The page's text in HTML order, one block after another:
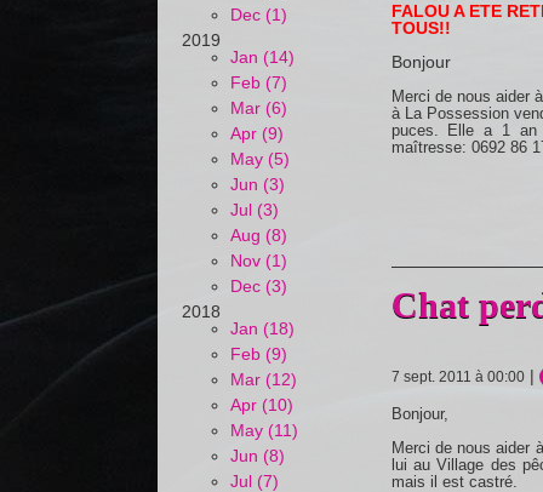
Dec (1)
2019
Jan (14)
Feb (7)
Mar (6)
Apr (9)
May (5)
Jun (3)
Jul (3)
Aug (8)
Nov (1)
Dec (3)
2018
Jan (18)
Feb (9)
Mar (12)
Apr (10)
May (11)
Jun (8)
Jul (7)
FALOU A ETE
TOUS!!
Bonjour
Merci de nous aider
à La Possession
puces. Elle a 1 an
maîtresse: 0692 86
Chat
7 sept. 2011 à 00:00|
Bonjour,
Merci de nous aider
lui au Village des
mais il est castré.